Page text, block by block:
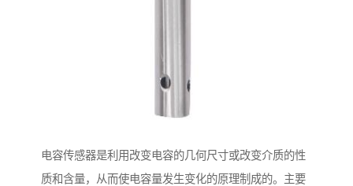
电容传感器是利用改变电容的几何尺寸或改变介质的性
质和含量，从而使电容量发生变化的原理制成的。主要